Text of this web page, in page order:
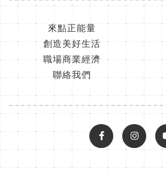
來點正能量
創造美好生活
職場商業經濟
聯絡我們